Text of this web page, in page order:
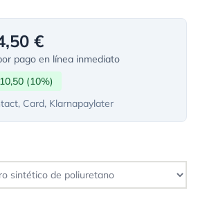
€
pago en línea inmediato
(10%)
Card, Klarnapaylater